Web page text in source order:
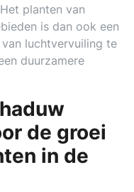
planten van
is dan ook een
luchtvervuiling te
duurzamere
de groei
in de